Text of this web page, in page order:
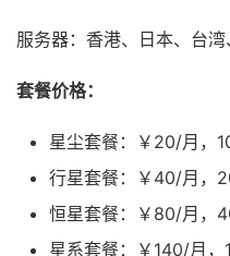
服务器：香港、日本、台湾
套餐价格：
星尘套餐：￥20/月，
行星套餐：￥40/月，
恒星套餐：￥80/月，
星系套餐：￥140/月，